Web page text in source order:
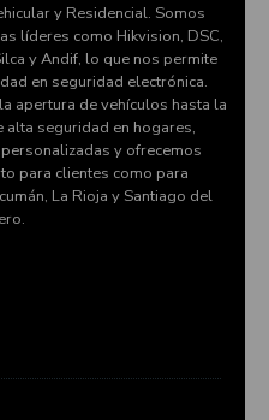
y Residencial. Somos
líderes como Hikvision, DSC,
y Andif, lo que nos permite
en seguridad electrónica.
apertura de vehículos hasta la
alta seguridad en hogares,
y ofrecemos
para clientes como para
La Rioja y Santiago del